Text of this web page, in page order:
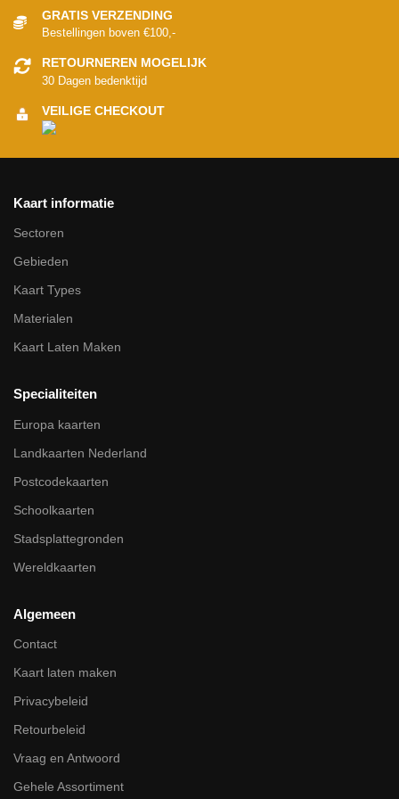
GRATIS VERZENDING
Bestellingen boven €100,-
RETOURNEREN MOGELIJK
30 Dagen bedenktijd
VEILIGE CHECKOUT
Kaart informatie
Sectoren
Gebieden
Kaart Types
Materialen
Kaart Laten Maken
Specialiteiten
Europa kaarten
Landkaarten Nederland
Postcodekaarten
Schoolkaarten
Stadsplattegronden
Wereldkaarten
Algemeen
Contact
Kaart laten maken
Privacybeleid
Retourbeleid
Vraag en Antwoord
Gehele Assortiment